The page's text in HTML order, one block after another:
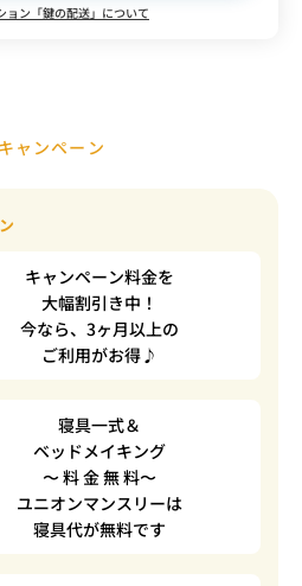
ョン「鍵の配送」について
キャンペーン
キャンペーン料金を
大幅割引き中！
今なら、3ヶ月以上の
ご利用がお得♪
寝具一式＆
ベッドメイキング
〜 料 金 無 料〜
ユニオンマンスリーは
寝具代が無料です